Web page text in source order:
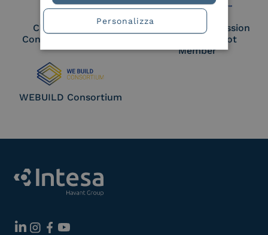
Cloud Signature
Consortium Member
European Commission
Large Scale Pilot
Member
WEBUILD Consortium
Personalizza